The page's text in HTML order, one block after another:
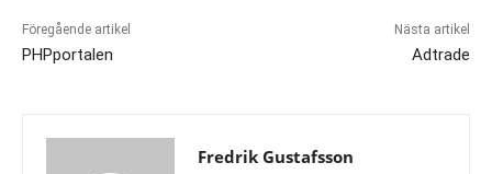
Föregående artikel
PHPportalen
Nästa artikel
Adtrade
Fredrik Gustafsson